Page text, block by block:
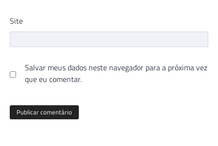
Site
Salvar meus dados neste navegador para a próxima vez
que eu comentar.